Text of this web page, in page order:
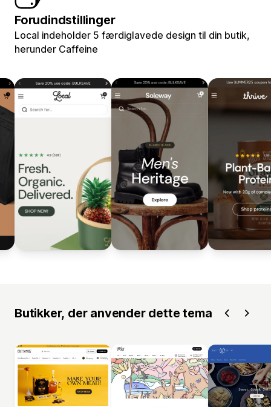
Forudindstillinger
Local indeholder 5 færdiglavede design til din butik,
herunder Caffeine
Butikker, der anvender dette tema